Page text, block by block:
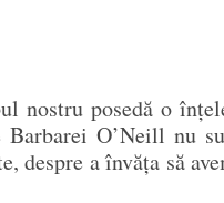
nostru posedă o
O’Neill nu
despre a învăța să